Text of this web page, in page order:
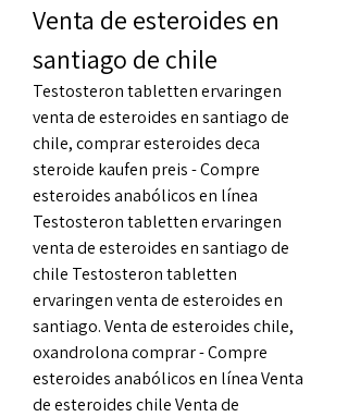
Venta de esteroides en
santiago de chile
Testosteron tabletten ervaringen
venta de esteroides en santiago de
chile, comprar esteroides deca
steroide kaufen preis - Compre
esteroides anabólicos en línea
Testosteron tabletten ervaringen
venta de esteroides en santiago de
chile Testosteron tabletten
ervaringen venta de esteroides en
santiago. Venta de esteroides chile,
oxandrolona comprar - Compre
esteroides anabólicos en línea Venta
de esteroides chile Venta de